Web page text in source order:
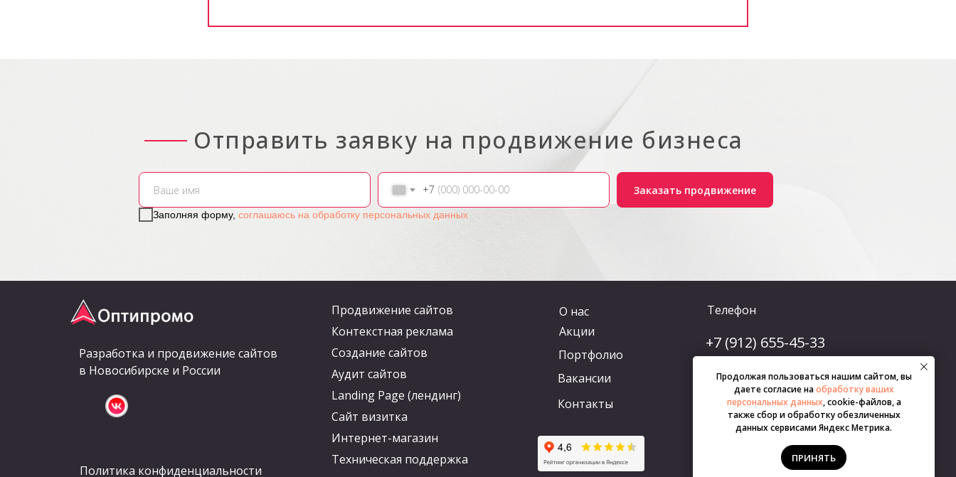
Отправить заявку на продвижение бизнеса
+7
Заполняя форму, соглашаюсь на обработку персональных данных
Заказать продвижение
Разработка и продвижение сайтов
в Новосибирске и России
Политика конфиденциальности
Продвижение сайтов
Контекстная реклама
Аудит сайтов
Создание сайтов
Landing Page (лендинг)
Сайт визитка
Интернет-магазин
Техническая поддержка
О нас
Акции
Портфолио
Вакансии
Телефон
+7 (912) 655-45-33
г. Новосибирск, Крылова 26
E-mail: info@optipromo.ru
Пн-Пт: 09:00-18:00
Контакты
Список городов
Продолжая пользоваться нашим сайтом, вы
даете согласие наобработку ваших
персональных данных, cookie-файлов, а
также сбор и обработку обезличенных
данных сервисами Яндекс Метрика.
ПРИНЯТЬ
Отвечаем за 1 минуту